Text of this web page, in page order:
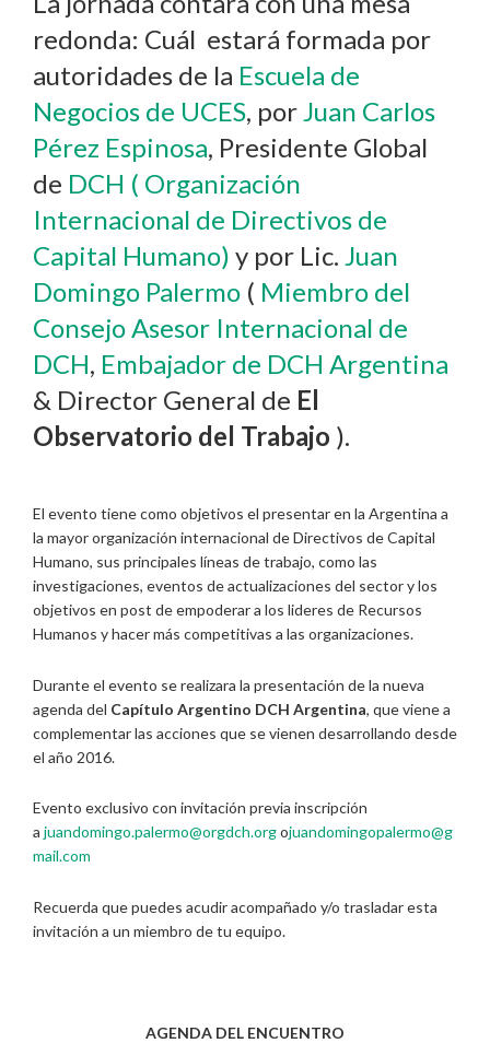
redonda: Cuál estará formada por
autoridades de la Escuela de
Negocios de UCES, porJuan Carlos
Pérez Espinosa, Presidente Global
de DCH ( Organización
Internacional de Directivos de
Capital Humano) y por Lic. Juan
Domingo Palermo ( Miembro del
Consejo Asesor Internacional de
DCH, Embajador de DCH Argentina
& Director General de El
Observatorio del Trabajo ).
El evento tiene como objetivos el presentar en la Argentina a
la mayor organización internacional de Directivos de Capital
Humano, sus principales líneas de trabajo, como las
investigaciones, eventos de actualizaciones del sector y los
objetivos en post de empoderar a los lideres de Recursos
Humanos y hacer más competitivas a las organizaciones.
Durante el evento se realizara la presentación de la nueva
agenda del Capítulo Argentino DCH Argentina, que viene a
complementar las acciones que se vienen desarrollando desde
el año 2016.
Evento exclusivo con invitación previa inscripción
a juandomingo.palermo@orgdch.orgojuandomingopalermo@g
mail.com
Recuerda que puedes acudir acompañado y/o trasladar esta
invitación a un miembro de tu equipo.
AGENDA DEL ENCUENTRO